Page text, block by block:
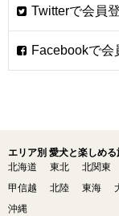
エリア別 愛犬と楽しめる
北海道
東北 北関東
甲信越
北陸 東海
沖縄